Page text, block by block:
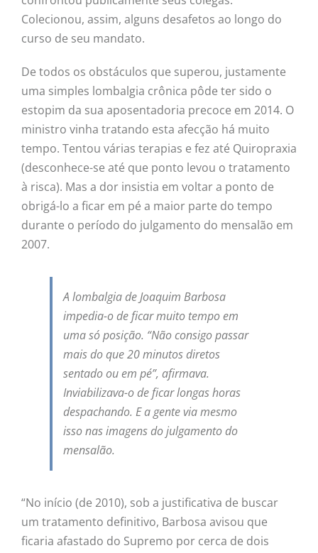
Colecionou, assim, alguns desafetos ao longo do
curso de seu mandato.
De todos os obstáculos que superou, justamente
uma simples lombalgia crônica pôde ter sido o
estopim da sua aposentadoria precoce em 2014. O
ministro vinha tratando esta afecção há muito
tempo. Tentou várias terapias e fez até Quiropraxia
(desconhece-se até que ponto levou o tratamento
à risca). Mas a dor insistia em voltar a ponto de
obrigá-lo a ficar em pé a maior parte do tempo
durante o período do julgamento do mensalão em
2007.
A lombalgia de Joaquim Barbosa
impedia-o de ficar muito tempo em
uma só posição. “Não consigo passar
mais do que 20 minutos diretos
sentado ou em pé”, afirmava.
Inviabilizava-o de ficar longas horas
despachando. E a gente via mesmo
isso nas imagens do julgamento do
mensalão.
“No início (de 2010), sob a justificativa de buscar
um tratamento definitivo, Barbosa avisou que
ficaria afastado do Supremo por cerca de dois